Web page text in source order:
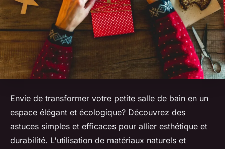
Envie de transformer votre petite salle de bain en un
espace élégant et écologique? Découvrez des
astuces simples et efficaces pour allier esthétique et
durabilité. L'utilisation de matériaux naturels et